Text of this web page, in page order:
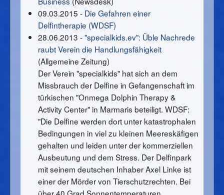
09.03.2015 - Die Gefahren einer
Delfintherapie (WDSF)
28.06.2013 -"specialkids.ev": Üble Nachrede
raubt Verein die Handlungsfähigkeit
(Allgemeine Zeitung)
Der Verein "specialkids" hat sich an dem
Missbrauch der Delfine in Gefangenschaft im
türkischen "Onmega Dolphin Therapy &
Activity Center" in Marmaris beteiligt. WDSF:
"Die Delfine werden dort unter katastrophalen
Bedingungen in viel zu kleinen Meereskäfigen
gehalten und leiden unter der kommerziellen
Ausbeutung und dem Stress. Der Delfinpark
mit seinem deutschen Inhaber Axel Linke ist
einer der Mörder von Tierschutzrechten. Bei